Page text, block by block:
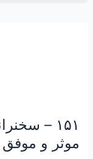
۱۵۱ –
موثر و
۱۵۱
سخنرانی